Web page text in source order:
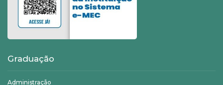
Graduação
Administração